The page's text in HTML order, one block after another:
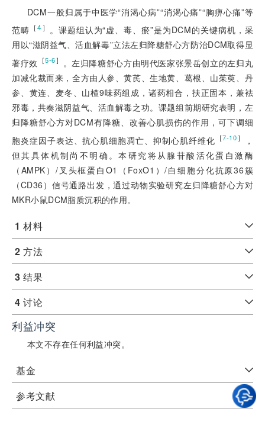
DCM一般归属于中医学“消渴心病”“消渴心痛”“胸痹心痛”等
范畴 ［4］ 。课题组认为“虚、毒、瘀”是为DCM的关键病机，采
用以“滋阴益气、活血解毒”立法左归降糖舒心方防治DCM取得显
著疗效 ［5-6］
。左归降糖舒心方由明代医家张景岳创立的左归丸
加减化裁而来，全方由人参、黄芪、生地黄、葛根、山茱萸、丹
参、黄连、麦冬、山楂9味药组成，诸药相合，扶正固本，兼袪
邪毒，共奏滋阴益气、活血解毒之功。课题组前期研究表明，左
归降糖舒心方对DCM有降糖、改善心肌损伤的作用，可下调细
胞炎症因子表达、抗心肌细胞凋亡、抑制心肌纤维化 ［7-10］
，
但其具体机制尚不明确。本研究将从腺苷酸活化蛋白激酶
（AMPK）/叉头框蛋白O1（FoxO1）/白细胞分化抗原36簇
（CD36）信号通路出发，通过动物实验研究左归降糖舒心方对
MKR小鼠DCM脂质沉积的作用。
1材料
2方法
3结果
4讨论
利益冲突
本文不存在任何利益冲突。
基金
参考文献